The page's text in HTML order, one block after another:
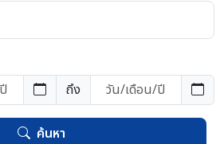
ถึง
ค้นหา